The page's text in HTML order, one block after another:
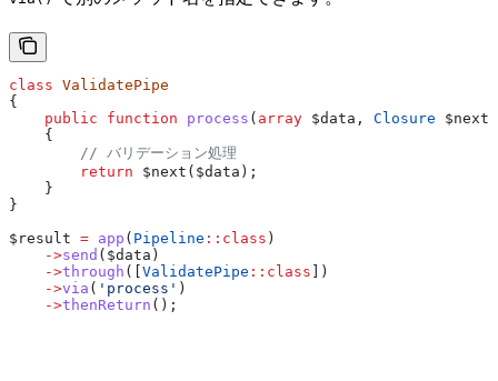
class ValidatePipe
{
    public
function process ( array $data , Closure $next
    {
        // バリデーション処理
        return
$next ( $data );
    }
}
$result = app ( Pipeline :: class )
    ->
send ( $data )
    ->
through ([ ValidatePipe :: class ])
    ->
via ( 'process' )
    ->
thenReturn ();